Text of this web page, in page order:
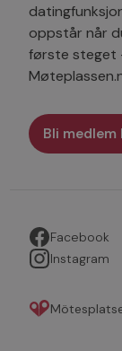
oppstår når
første steget
Bli medlem
Facebook
Instagram